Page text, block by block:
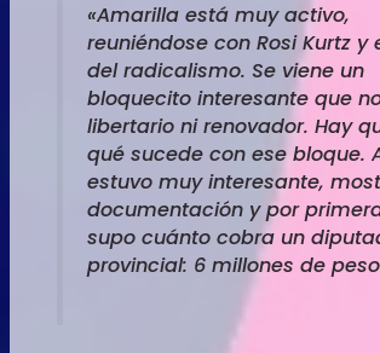
«Amarilla está muy activo,
reuniéndose con Rosi Kurtz y
del radicalismo. Se viene un
bloquecito interesante que
libertario ni renovador. Hay
qué sucede con ese bloque.
estuvo muy interesante,
documentación y por
supo cuánto cobra un
provincial: 6 millones de